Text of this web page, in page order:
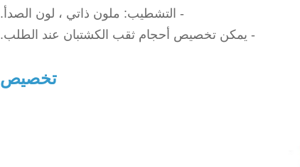
- التشطيب: ملون ذاتي ، لون الصدأ.
- يمكن تخصيص أحجام ثقب الكشتبان عند الطلب.
تخصيص